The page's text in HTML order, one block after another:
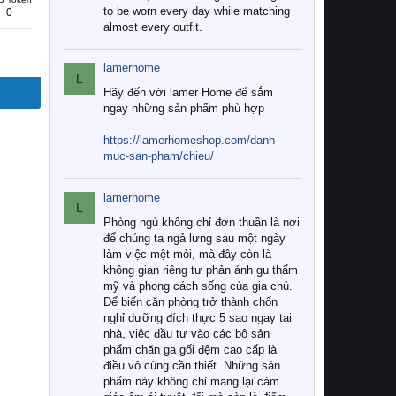
0
to be worn every day while matching
almost every outfit.
L
lamerhome
Hãy đến với lamer Home để sắm
ngay những sản phẩm phù hợp
https://lamerhomeshop.com/danh-
muc-san-pham/chieu/
L
lamerhome
Phòng ngủ không chỉ đơn thuần là nơi
để chúng ta ngả lưng sau một ngày
làm việc mệt mỏi, mà đây còn là
không gian riêng tư phản ánh gu thẩm
mỹ và phong cách sống của gia chủ.
Để biến căn phòng trở thành chốn
nghỉ dưỡng đích thực 5 sao ngay tại
nhà, việc đầu tư vào các bộ sản
phẩm chăn ga gối đệm cao cấp là
điều vô cùng cần thiết. Những sản
phẩm này không chỉ mang lại cảm